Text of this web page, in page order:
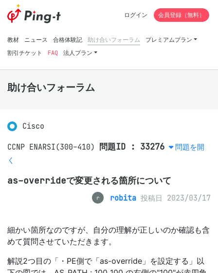
教材 ニュース 合格体験記 助け合いフォーラム
プレミアムプラン
割引チケット
FAQ 法人プラン
ログイン 会員登録（無料）
助け合いフォーラム
Cisco
CCNP ENARSI(300-410) 問題ID : 33276
問題を開
く
as-overrideで変更される箇所について
r robita 投稿日 2023/03/17
細かい箇所なのですが、自分の理解が正しいのか確認も含
めて質問させていただきます。
解説2つ目の「・PE側で「as-override」を設定する」以